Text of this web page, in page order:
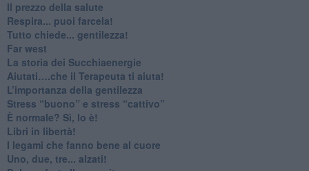
​Il prezzo della salute
​Respira... puoi farcela!
​Tutto chiede... gentilezza!
​Far west
​La storia dei Succhiaenergie
​Aiutati….che il Terapeuta ti aiuta!
​L’importanza della gentilezza
​Stress “buono” e stress “cattivo”
​È normale? Sì, lo è!
​Libri in libertà!
​I legami che fanno bene al cuore
Uno, due, tre... alzati!​